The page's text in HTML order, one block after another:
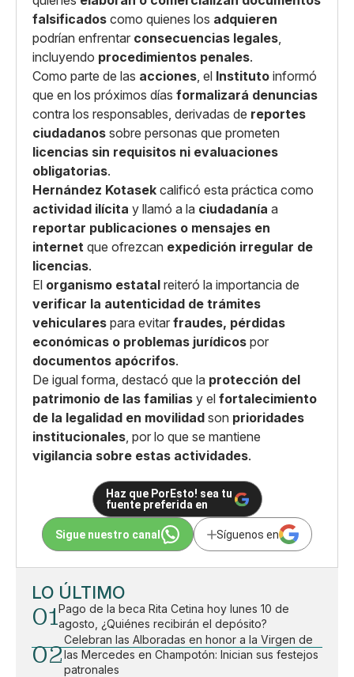
falsificados como quienes los adquieren
podrían enfrentar consecuencias legales,
incluyendo procedimientos penales.
Como parte de las acciones, el Instituto informó
que en los próximos días formalizará denuncias
contra los responsables, derivadas de reportes
ciudadanos sobre personas que prometen
licencias sin requisitos ni evaluaciones
obligatorias.
Hernández Kotasek calificó esta práctica como
actividad ilícita y llamó a la ciudadanía a
reportar publicaciones o mensajes en
internet que ofrezcan expedición irregular de
licencias.
El organismo estatal reiteró la importancia de
verificar la autenticidad de trámites
vehiculares para evitar fraudes, pérdidas
económicas o problemas jurídicos por
documentos apócrifos.
De igual forma, destacó que la protección del
patrimonio de las familias y el fortalecimiento
de la legalidad en movilidad son prioridades
institucionales, por lo que se mantiene
vigilancia sobre estas actividades.
Haz que PorEsto! sea tu
fuente preferida en
Sigue nuestro canal Síguenos en
LO ÚLTIMO
01Pago de la beca Rita Cetina hoy lunes 10 de
agosto, ¿Quiénes recibirán el depósito?
02
Celebran las Alboradas en honor a la Virgen de
las Mercedes en Champotón: Inician sus festejos
patronales